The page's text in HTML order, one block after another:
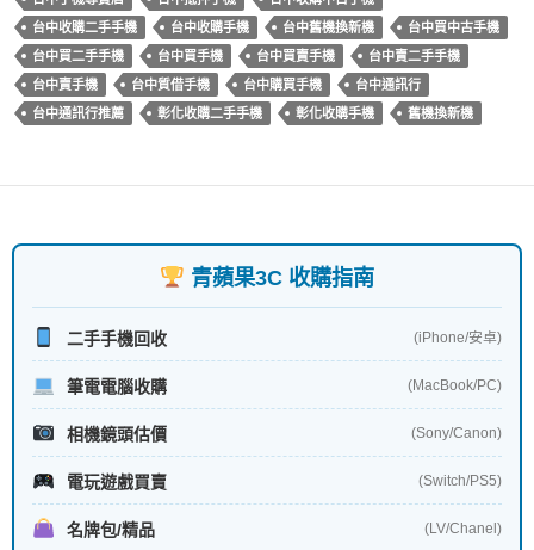
k
台中收購二手手機
台中收購手機 台中舊機換新機
台中買中古手機
台中買二手手機
台中買手機 台中買賣手機
台中賣二手手機
台中賣手機
台中質借手機 台中購買手機
台中通訊行
台中通訊行推薦
彰化收購二手手機 彰化收購手機 舊機換新機
青蘋果3C 收購指南
二手手機回收 (iPhone/安卓)
筆電電腦收購 (MacBook/PC)
相機鏡頭估價 (Sony/Canon)
電玩遊戲買賣 (Switch/PS5)
名牌包/精品 (LV/Chanel)